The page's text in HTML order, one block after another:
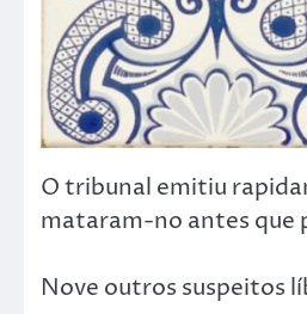
O tribunal emitiu
mataram-no antes que
Nove outros suspeitos